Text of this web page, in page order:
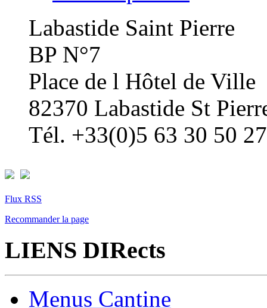
Labastide Saint Pierre
BP N°7
Place de l Hôtel de Ville
82370 Labastide St
Tél. +33(0)5 63 30 50 27
Flux RSS
Recommander la page
LIENS DIRects
Menus Cantine